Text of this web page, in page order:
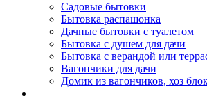
Садовые бытовки
Бытовка распашонка
Дачные бытовки с туалетом
Бытовка с душем для дачи
Бытовка с верандой или
Вагончики для дачи
Домик из вагончиков, хоз